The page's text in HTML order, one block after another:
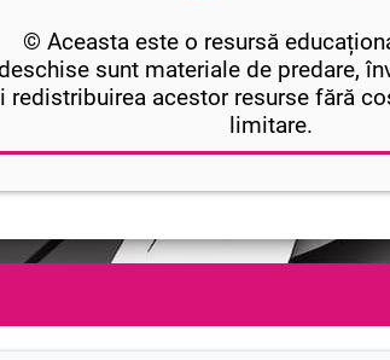
© Aceasta este o resursă
sunt materiale de predare,
redistribuirea acestor resurse fără
limitare.